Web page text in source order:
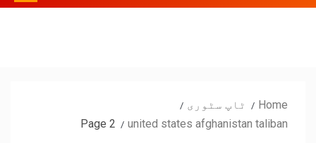
Home
ٹاپ سٹوری
united states afghanistan taliban
Page 2